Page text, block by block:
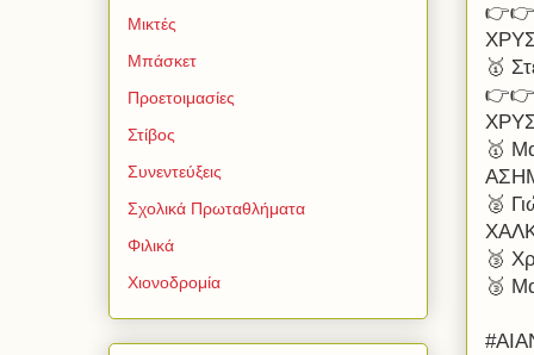
👉👉
🥇
👉👉
🥇
🥈
🥉
🥉
Μικτές
Μπάσκετ
Προετοιμασίες
Στίβος
Συνεντεύξεις
Σχολικά Πρωταθλήματα
Φιλικά
Χιονοδρομία